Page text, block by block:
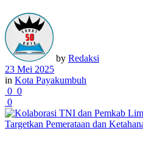
by Redaksi
23 Mei 2025
in Kota Payakumbuh
0 0
0